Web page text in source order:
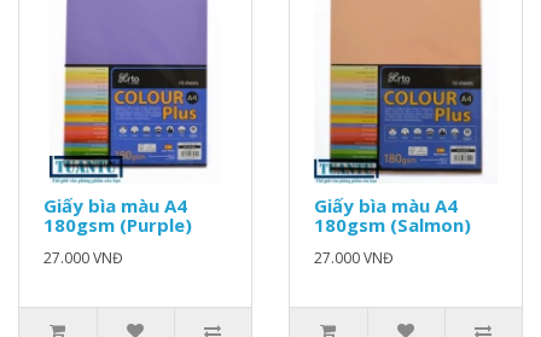
Giấy bìa màu A4
180gsm (Purple)
27.000 VNĐ
Giấy bìa màu A4
180gsm (Salmon)
27.000 VNĐ